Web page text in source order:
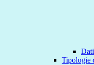
Tipologie